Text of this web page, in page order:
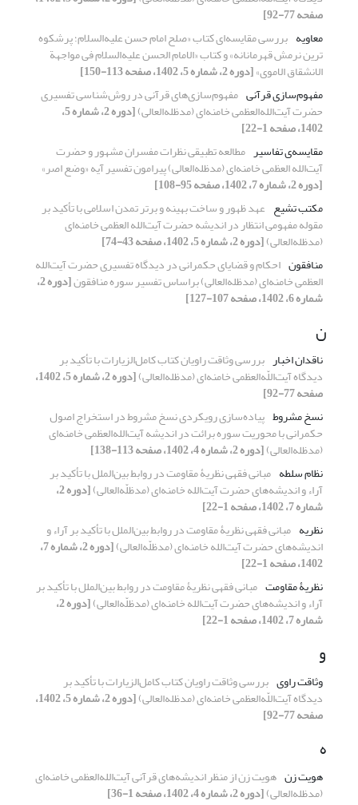
صفحه 77-92]
معاویه بررسی مقایسه‌ای کتاب «صلح امام حسن علیه‌السلام؛ پرشکوه
ترین نرمش قهرمانانه» و کتاب «الامام الحسن علیه‌السلام فی مواجهة
الانشقاق الاموی»[دوره 2، شماره 5، 1402، صفحه 113-150]
مفهوم‌سازی قرآنی مفهوم‌سازی‌های قرآنی در روش‌شناسی تفسیری
حضرت آیت‌الله‌العظمی خامنه‌ای (مدظله‌العالی) [دوره 2، شماره 5،
1402، صفحه 1-22]
مقایسه‌ی تفاسیر مطالعه تطبیقی نظرات مفسران مشهور و حضرت
آیت‌الله العظمی خامنه‌ای (مدظله‌العالی) پیرامون تفسیر آیه «وضع اصر»
[دوره 2، شماره 7، 1402، صفحه 95-108]
مکتب تشیع عهد ظهور و ساخت بهینه و برتر تمدن اسلامی با تأکید بر
مقوله مفهومی انتظار در اندیشه حضرت آیت‌الله العظمی خامنه‌ای
(مدظله‌العالی)[دوره 2، شماره 5، 1402، صفحه 43-74]
منافقون احکام و قضایای حکمرانی در دیدگاه تفسیری حضرت آیت‌الله
العظمی خامنه‌ای (مدظله‌العالی) براساس تفسیر سوره منافقون [دوره 2،
شماره 6، 1402، صفحه 107-127]
ن
ناقدان اخبار بررسی وثاقت راویان کتاب کامل‌الزیارات با تأکید بر
دیدگاه آیت‌اللّه‌العظمی خامنه‌ای (مدظله‌العالی) [دوره 2، شماره 5، 1402،
صفحه 77-92]
نسخ مشروط پیاده‌سازی رویکردی نسخ مشروط در استخراج اصول
حکمرانی با محوریت سوره برائت در اندیشه آیت‌الله‌العظمی خامنه‌ای
(مدظله‌العالی)[دوره 2، شماره 4، 1402، صفحه 113-138]
نظام سلطه مبانی فقهی نظریۀ مقاومت در روابط بین‌الملل با تأکید بر
آراء و اندیشه‌های حضرت آیت‌الله خامنه‌ای (مدظلّه‌العالی) [دوره 2،
شماره 7، 1402، صفحه 1-22]
نظریه مبانی فقهی نظریۀ مقاومت در روابط بین‌الملل با تأکید بر آراء و
اندیشه‌های حضرت آیت‌الله خامنه‌ای (مدظلّه‌العالی) [دوره 2، شماره 7،
1402، صفحه 1-22]
نظریۀ مقاومت مبانی فقهی نظریۀ مقاومت در روابط بین‌الملل با تأکید بر
آراء و اندیشه‌های حضرت آیت‌الله خامنه‌ای (مدظلّه‌العالی) [دوره 2،
شماره 7، 1402، صفحه 1-22]
و
وثاقت راوی بررسی وثاقت راویان کتاب کامل‌الزیارات با تأکید بر
دیدگاه آیت‌اللّه‌العظمی خامنه‌ای (مدظله‌العالی) [دوره 2، شماره 5، 1402،
صفحه 77-92]
ه
هویت زن هویت زن از منظر اندیشه‌های قرآنی آیت‌الله‌العظمی خامنه‌ای
(مدظله‌العالی)[دوره 2، شماره 4، 1402، صفحه 1-36]